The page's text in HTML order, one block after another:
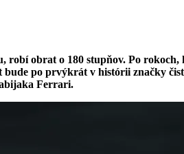
obrat o 180 stupňov. Po
po prvýkrát v histórii značky
Ferrari.